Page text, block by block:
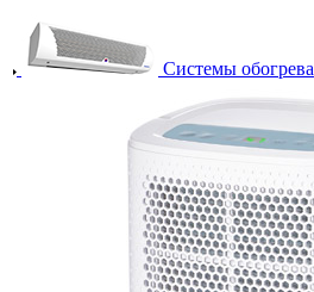
Системы обогрева